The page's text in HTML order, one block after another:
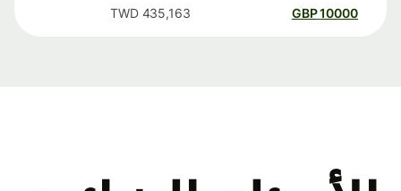
10000
GBP
435,163
TWD